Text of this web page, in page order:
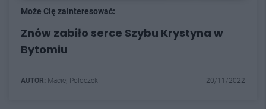
Może Cię zainteresować:
Znów zabiło serce Szybu Krystyna w
Bytomiu
AUTOR: Maciej Poloczek 20/11/2022